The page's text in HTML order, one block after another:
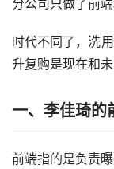
时代不同了，洗
升复购是现在和未
一、李佳琦的
前端指的是负责曝